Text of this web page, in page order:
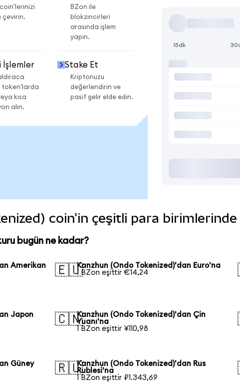
çevirin.
BZon ile
blokzincirleri
arasında işlem
yapın.
İşlemler
token'larda
kısa
alın.
Stake Et
Kriptonuzu
değerlendirin ve
pasif gelir elde edin.
15dk
coin'in çeşitli para
bugün ne kadar?
Amerikan
🇪🇺Kanzhun (Ondo Tokenized)'dan Euro'na
1 BZon eşittir €14,24
Japon
🇨🇳Kanzhun (Ondo Tokenized)'dan Çin
Yuanı'na
1 BZon eşittir ¥110,98
Güney
🇷🇺Kanzhun (Ondo Tokenized)'dan Rus
Rublesi'na
1 BZon eşittir ₽1.343,69